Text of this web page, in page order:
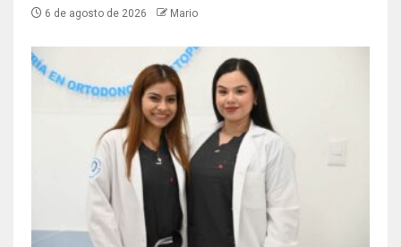
6 de agosto de 2026 Mario